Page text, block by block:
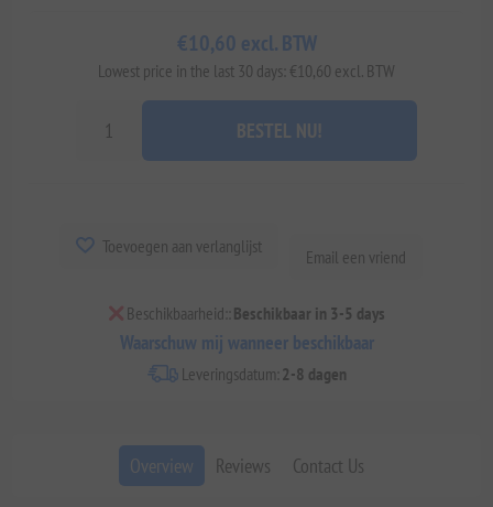
€10,60 excl. BTW
Lowest price in the last 30 days: €10,60 excl. BTW
BESTEL NU!
Toevoegen aan verlanglijst Email een vriend
Beschikbaarheid:: Beschikbaar in 3-5 days
Waarschuw mij wanneer beschikbaar
Leveringsdatum: 2-8 dagen
Overview Reviews Contact Us